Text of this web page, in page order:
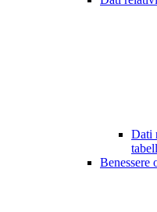
Dati
Benessere